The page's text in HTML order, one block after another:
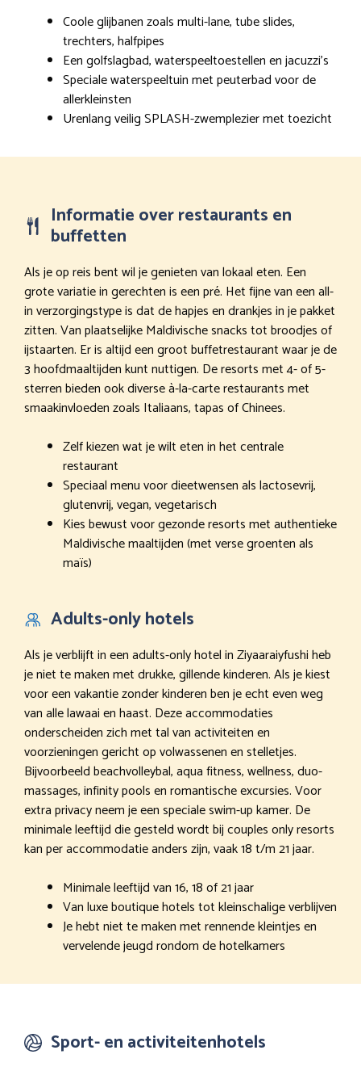
Coole glijbanen zoals multi-lane, tube slides,
trechters, halfpipes
Een golfslagbad, waterspeeltoestellen en jacuzzi’s
Speciale waterspeeltuin met peuterbad voor de
allerkleinsten
Urenlang veilig SPLASH-zwemplezier met toezicht
Informatie over restaurants en
buffetten
Als je op reis bent wil je genieten van lokaal eten. Een
grote variatie in gerechten is een pré. Het fijne van een all-
in verzorgingstype is dat de hapjes en drankjes in je pakket
zitten. Van plaatselijke Maldivische snacks tot broodjes of
ijstaarten. Er is altijd een groot buffetrestaurant waar je de
3 hoofdmaaltijden kunt nuttigen. De resorts met 4- of 5-
sterren bieden ook diverse à-la-carte restaurants met
smaakinvloeden zoals Italiaans, tapas of Chinees.
Zelf kiezen wat je wilt eten in het centrale
restaurant
Speciaal menu voor dieetwensen als lactosevrij,
glutenvrij, vegan, vegetarisch
Kies bewust voor gezonde resorts met authentieke
Maldivische maaltijden (met verse groenten als
maïs)
Adults-only hotels
Als je verblijft in een adults-only hotel in Ziyaaraiyfushi heb
je niet te maken met drukke, gillende kinderen. Als je kiest
voor een vakantie zonder kinderen ben je echt even weg
van alle lawaai en haast. Deze accommodaties
onderscheiden zich met tal van activiteiten en
voorzieningen gericht op volwassenen en stelletjes.
Bijvoorbeeld beachvolleybal, aqua fitness, wellness, duo-
massages, infinity pools en romantische excursies. Voor
extra privacy neem je een speciale swim-up kamer. De
minimale leeftijd die gesteld wordt bij couples only resorts
kan per accommodatie anders zijn, vaak 18 t/m 21 jaar.
Minimale leeftijd van 16, 18 of 21 jaar
Van luxe boutique hotels tot kleinschalige verblijven
Je hebt niet te maken met rennende kleintjes en
vervelende jeugd rondom de hotelkamers
Sport- en activiteitenhotels